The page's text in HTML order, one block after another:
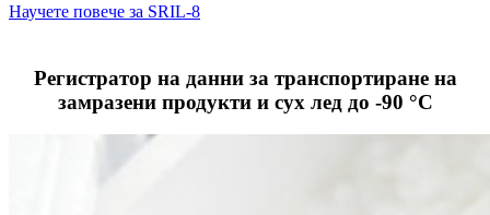
Научете повече за SRIL-8
Регистратор на данни за транспортиране на
замразени продукти и сух лед до -90 °C